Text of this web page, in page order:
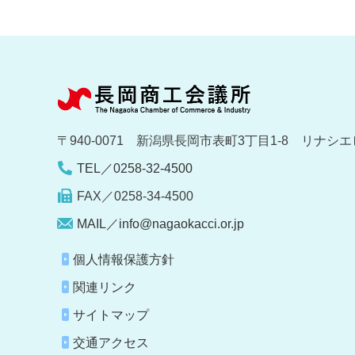
〒940-0071 新潟県長岡市表町3丁目1-8 リナシエ
TEL／0258-32-4500
FAX／0258-34-4500
MAIL／info@nagaokacci.or.jp
個人情報保護方針
関連リンク
サイトマップ
交通アクセス